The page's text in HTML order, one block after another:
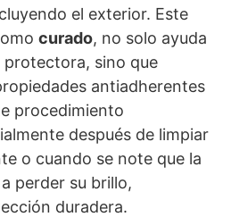
el exterior. Este
curado, no solo ayuda
sino que
antiadherentes
procedimiento
después de limpiar
o cuando se note que la
perder su brillo,
duradera.